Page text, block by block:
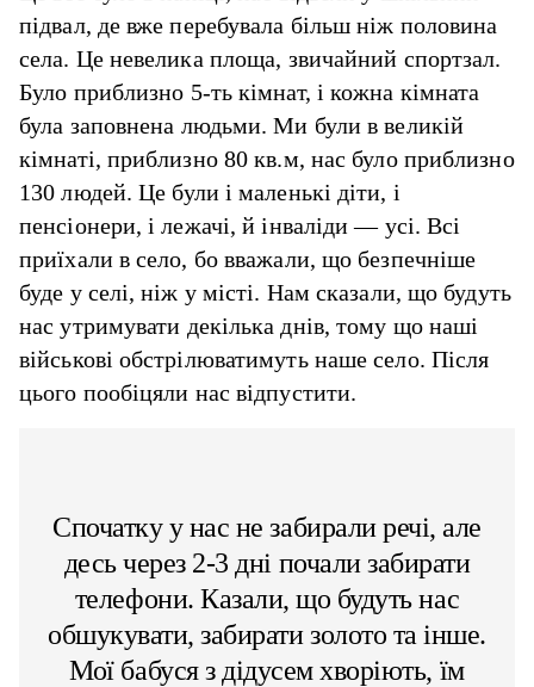
підвал, де вже перебувала більш ніж половина
села. Це невелика площа, звичайний спортзал.
Було приблизно 5-ть кімнат, і кожна кімната
була заповнена людьми. Ми були в великій
кімнаті, приблизно 80 кв.м, нас було приблизно
130 людей. Це були і маленькі діти, і
пенсіонери, і лежачі, й інваліди — усі. Всі
приїхали в село, бо вважали, що безпечніше
буде у селі, ніж у місті. Нам сказали, що будуть
нас утримувати декілька днів, тому що наші
військові обстрілюватимуть наше село. Після
цього пообіцяли нас відпустити.
Спочатку у нас не забирали речі, але
десь через 2-3 дні почали забирати
телефони. Казали, що будуть нас
обшукувати, забирати золото та інше.
Мої бабуся з дідусем хворіють, їм